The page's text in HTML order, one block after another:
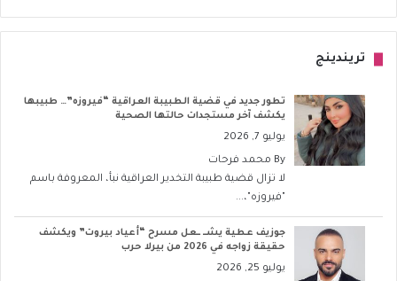
تريندينج
تطور جديد في قضية الطبيبة العراقية “فيروزه”… طبيبها
يكشف آخر مستجدات حالتها الصحية
يوليو 7, 2026
By محمد فرحات
لا تزال قضية طبيبة التخدير العراقية نبأ، المعروفة باسم
"فيروزه"،...
جوزيف عطية يشــ ــعل مسرح “أعياد بيروت” ويكشف
حقيقة زواجه في 2026 من بيرلا حرب
يوليو 25, 2026